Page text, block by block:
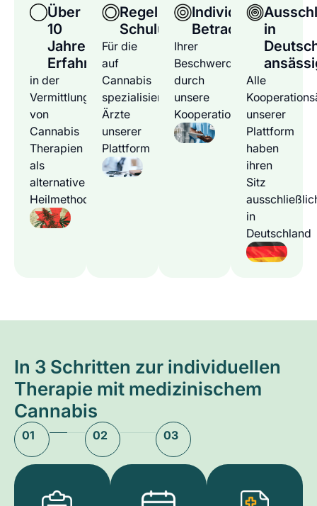
Über
10
Jahre
Erfahrung
in der
Vermittlung
von
Cannabis
Therapien
als
alternative
Heilmethode
Regelmäßige
Schulungen
Für die
auf
Cannabis
spezialisierten
Ärzte
unserer
Plattform
Individuelle
Betrachtung
Ihrer
Beschwerden
durch
unsere
Kooperationsärzte
in
Alle
unserer
Plattform
haben
ihren
Sitz
in
Deutschland
In 3 Schritten zur individuellen
Therapie mit medizinischem
Cannabis
01 02 03